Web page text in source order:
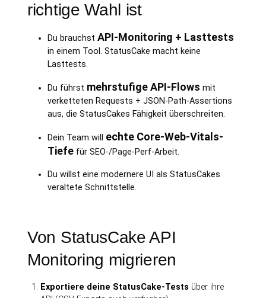
richtige Wahl ist
Du brauchst API-Monitoring + Lasttests
in einem Tool. StatusCake macht keine
Lasttests.
Du führst mehrstufige API-Flows mit
verketteten Requests + JSON-Path-Assertions
aus, die StatusCakes Fähigkeit überschreiten.
Dein Team will echte Core-Web-Vitals-
Tiefefür SEO-/Page-Perf-Arbeit.
Du willst eine modernere UI als StatusCakes
veraltete Schnittstelle.
Von StatusCake API
Monitoring migrieren
Exportiere deine StatusCake-Tests über ihre